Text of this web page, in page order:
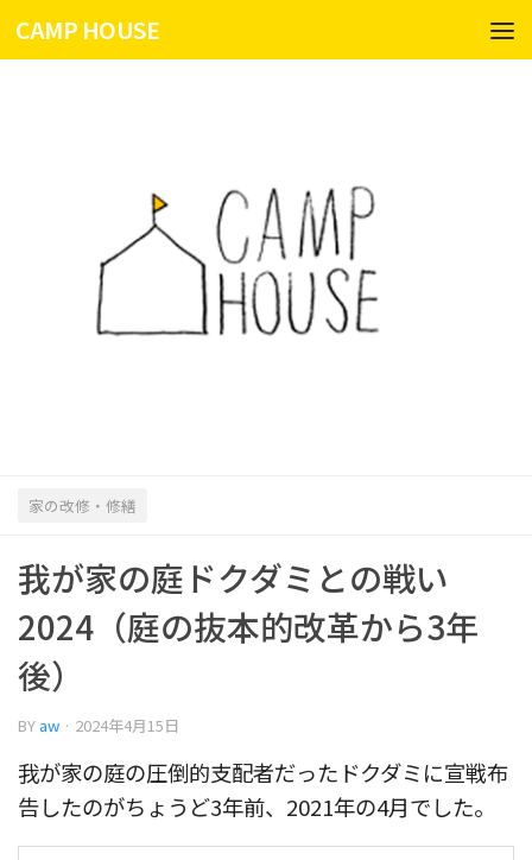
コンテンツへスキップ
CAMP HOUSE
家の改修・修繕
我が家の庭ドクダミとの戦い
2024（庭の抜本的改革から3年
後）
BY aw · 2024年4月15日
我が家の庭の圧倒的支配者だったドクダミに宣戦布
告したのがちょうど3年前、2021年の4月でした。